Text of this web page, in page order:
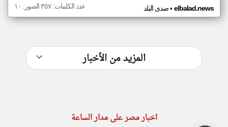
صدى البلد• elbalad.news عدد الكلمات: ٣٥٧ الصور: ١٠
المزيد من الأخبار
اخبار مصر على مدار الساعة